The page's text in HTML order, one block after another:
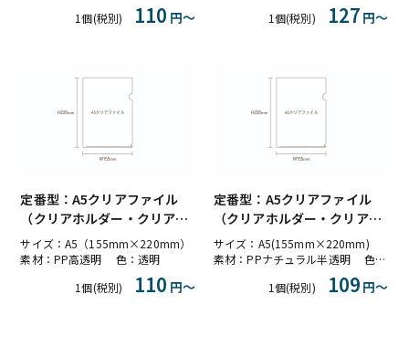
1個(税別)
110円〜
1個(税別)
127円〜
定番型：A5クリアファイル
（クリアホルダー・クリアフ
ォルダー）PP高透明
サイズ：A5（155mm×220mm）
素材：PP高透明 色：透明
1個(税別)
110円〜
定番型：A5クリアファイル
（クリアホルダー・クリアフ
ォルダー）PPナチュラル半透
明
サイズ：A5(155mm×220mm)
素材：PPナチュラル半透明 色：半透明
1個(税別)
109円〜